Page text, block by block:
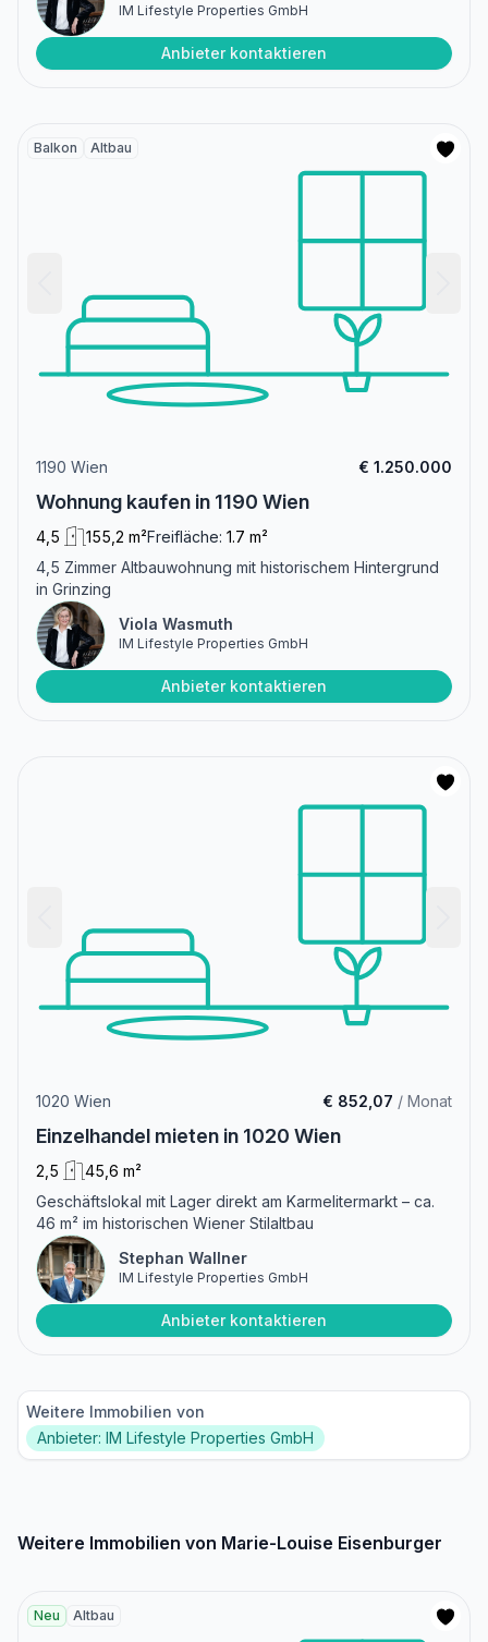
IM Lifestyle Properties GmbH
Anbieter kontaktieren
Balkon Altbau
1190 Wien € 1.250.000
Wohnung kaufen in 1190 Wien
4,5 155,2 m²Freifläche: 1.7 m²
4,5 Zimmer Altbauwohnung mit historischem Hintergrund
in Grinzing
Viola Wasmuth
IM Lifestyle Properties GmbH
Anbieter kontaktieren
1020 Wien € 852,07 / Monat
Einzelhandel mieten in 1020 Wien
2,5
45,6 m²
Geschäftslokal mit Lager direkt am Karmelitermarkt – ca.
46 m² im historischen Wiener Stilaltbau
Stephan Wallner
IM Lifestyle Properties GmbH
Anbieter kontaktieren
Weitere Immobilien von
Anbieter: IM Lifestyle Properties GmbH
Weitere Immobilien von Marie-Louise Eisenburger
Neu Altbau